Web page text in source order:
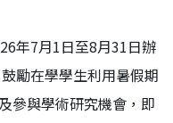
年7月1日至8月31日辦
勵在學學生利用暑假期
參與學術研究機會，即